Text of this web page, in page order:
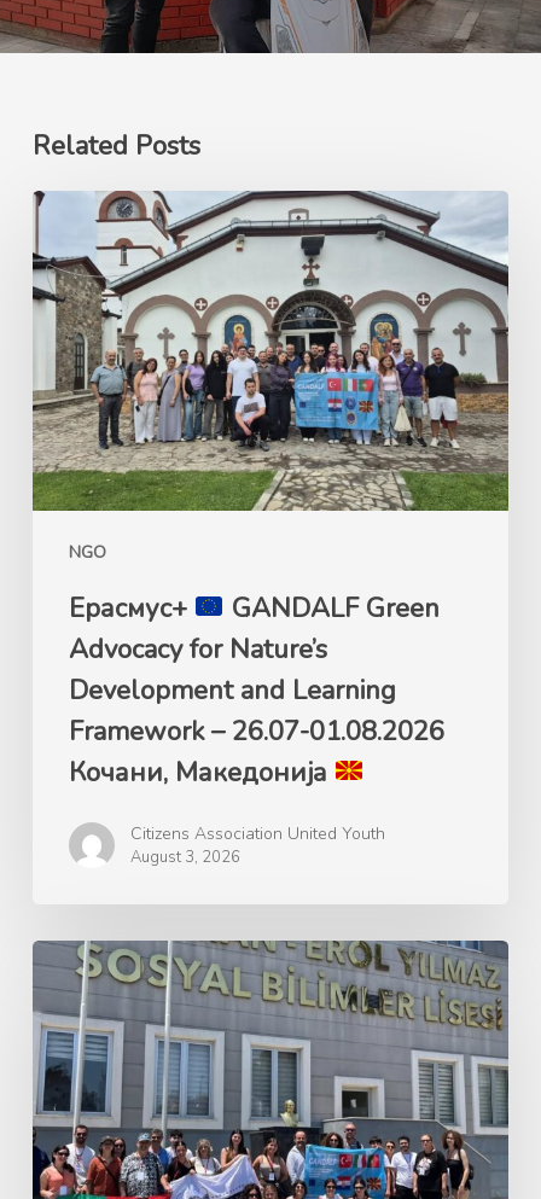
Related Posts
NGO
Ерасмус+
GANDALF
Green
Advocacy
Nature’s
Development
and
Learning
26.07-
01.08.2026
Кочани,
Македонија
Ерасмус+
GANDALF Green
Advocacy for Nature’s
Development and Learning
Framework – 26.07-01.08.2026
Кочани, Македонија
Citizens Association United Youth
August 3, 2026
Ерасмус+
GANDALF
Green
Advocacy
for
Nature’s
Development